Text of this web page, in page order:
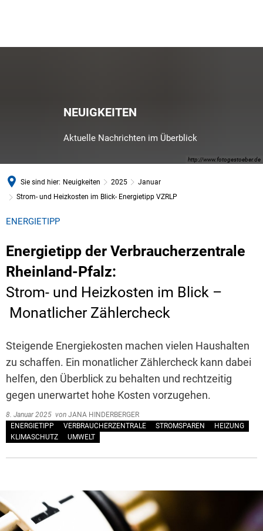
http://www.fotogestoeber.de
NEUIGKEITEN
Aktuelle Nachrichten im Überblick
Sie sind hier: Neuigkeiten 2025
Januar
Strom- und Heizkosten im Blick- Energietipp VZRLP
ENERGIETIPP
Energietipp der Verbraucherzentrale
Rheinland-Pfalz:
Strom- und Heizkosten im Blick –
Monatlicher Zählercheck
Steigende Energiekosten machen vielen Haushalten
zu schaffen. Ein monatlicher Zählercheck kann dabei
helfen, den Überblick zu behalten und rechtzeitig
gegen unerwartet hohe Kosten vorzugehen.
8. Januar 2025 von JANA HINDERBERGER
ENERGIETIPP
VERBRAUCHERZENTRALE STROMSPAREN
HEIZUNG
KLIMASCHUTZ
UMWELT